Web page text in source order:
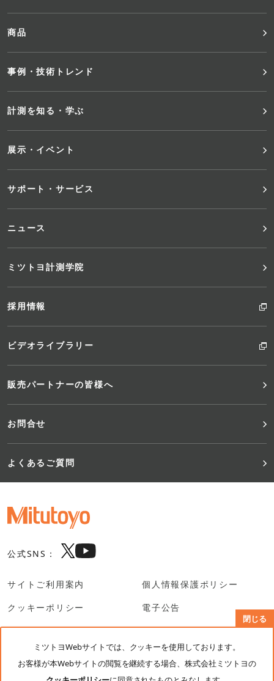
ッ
タ
ー
メ
ュ
ー
商品
事例・技術トレンド
計測を知る・学ぶ
展示・イベント
サポート・サービス
ニュース
ミツトヨ計測学院
採用情報
ビデオライブラリー
販売パートナーの皆様へ
お問合せ
よくあるご質問
公式SNS：
サイトご利用案内
個人情報保護ポリシー
クッキーポリシー
電子公告
SNS利用規約
© Mitutoyo Corporation. All rights reserved.
ミツトヨWebサイトでは、クッキーを使用しております。
お客様が本Webサイトの閲覧を継続する場合、株式会社ミツトヨの
閉じる